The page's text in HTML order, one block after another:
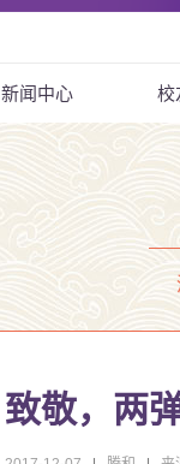
新闻中心 校
致敬，两